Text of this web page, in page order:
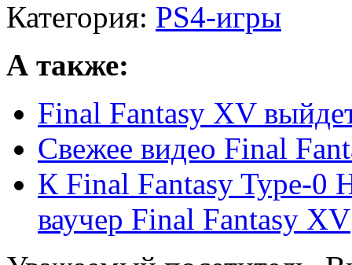
Категория: PS4-игры
А также:
Final Fantasy XV
Свежее видео Final
К Final Fantasy Type-0
ваучер Final Fantasy XV